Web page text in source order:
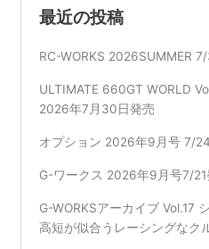
対
象:
最近の投稿
RC-WORKS 2026SUMMER
ULTIMATE 660GT WORLD
2026年7月30日発売
オプション 2026年9月号 7/
G-ワークス 2026年9月号7/21
G-WORKSアーカイブ Vol.17
高短が似合うレーシングなク